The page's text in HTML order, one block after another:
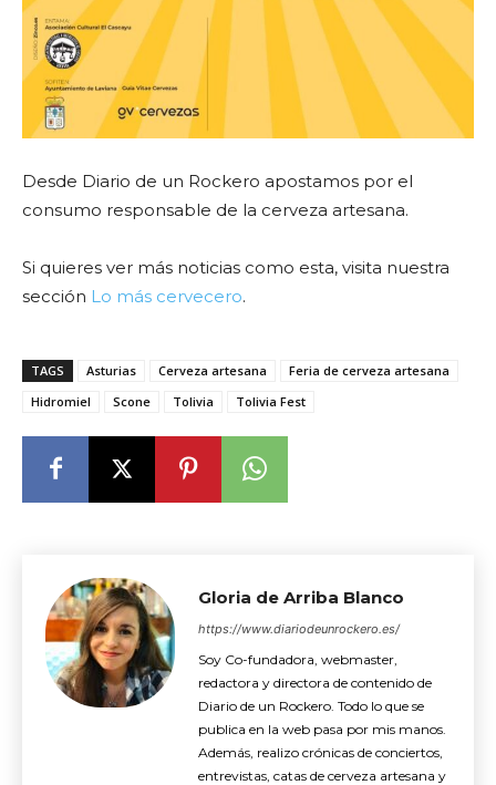
Desde Diario de un Rockero apostamos por el
consumo responsable de la cerveza artesana.
Si quieres ver más noticias como esta, visita nuestra
sección Lo más cervecero.
TAGS Asturias Cerveza artesana
Feria de cerveza artesana
Hidromiel
Scone Tolivia Tolivia Fest
Gloria de Arriba Blanco
https://www.diariodeunrockero.es/
Soy Co-fundadora, webmaster,
redactora y directora de contenido de
Diario de un Rockero. Todo lo que se
publica en la web pasa por mis manos.
Además, realizo crónicas de conciertos,
entrevistas, catas de cerveza artesana y